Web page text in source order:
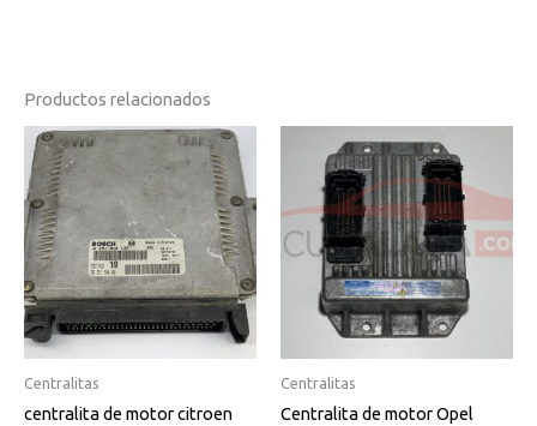
Productos relacionados
Centralitas
centralita de motor citroen
Centralitas
Centralita de motor Opel